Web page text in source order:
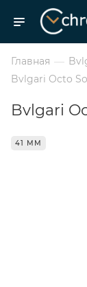
Главная —
Bvlgari Octo
Bvlgari
41 ММ